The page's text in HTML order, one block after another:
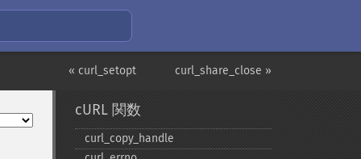
curl_share_close »
« curl_setopt
cURL 関数
curl_​copy_​handle